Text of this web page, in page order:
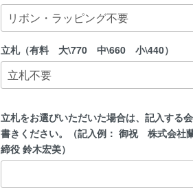
立札（有料 大\770 中\660 小\440）
立札をお選びいただいた場合は、記入する
書きください。（記入例： 御祝 株式会社
締役 鈴木宏美）